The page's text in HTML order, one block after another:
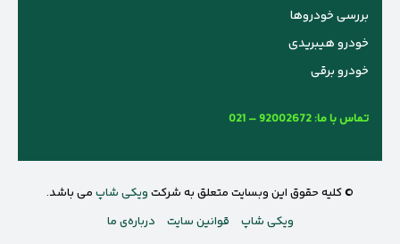
بررسی خودروها
خودرو هیبریدی
خودرو برقی
تماس با ما: 021 – 92002672
© کلیه حقوق این وبسایت متعلق به شرکت ویکی شاپ می باشد.
ویکی شاپ
قوانین سایت درباره‌ی ما